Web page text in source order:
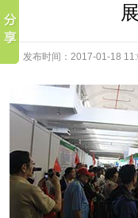
发布时间：2017-01-18